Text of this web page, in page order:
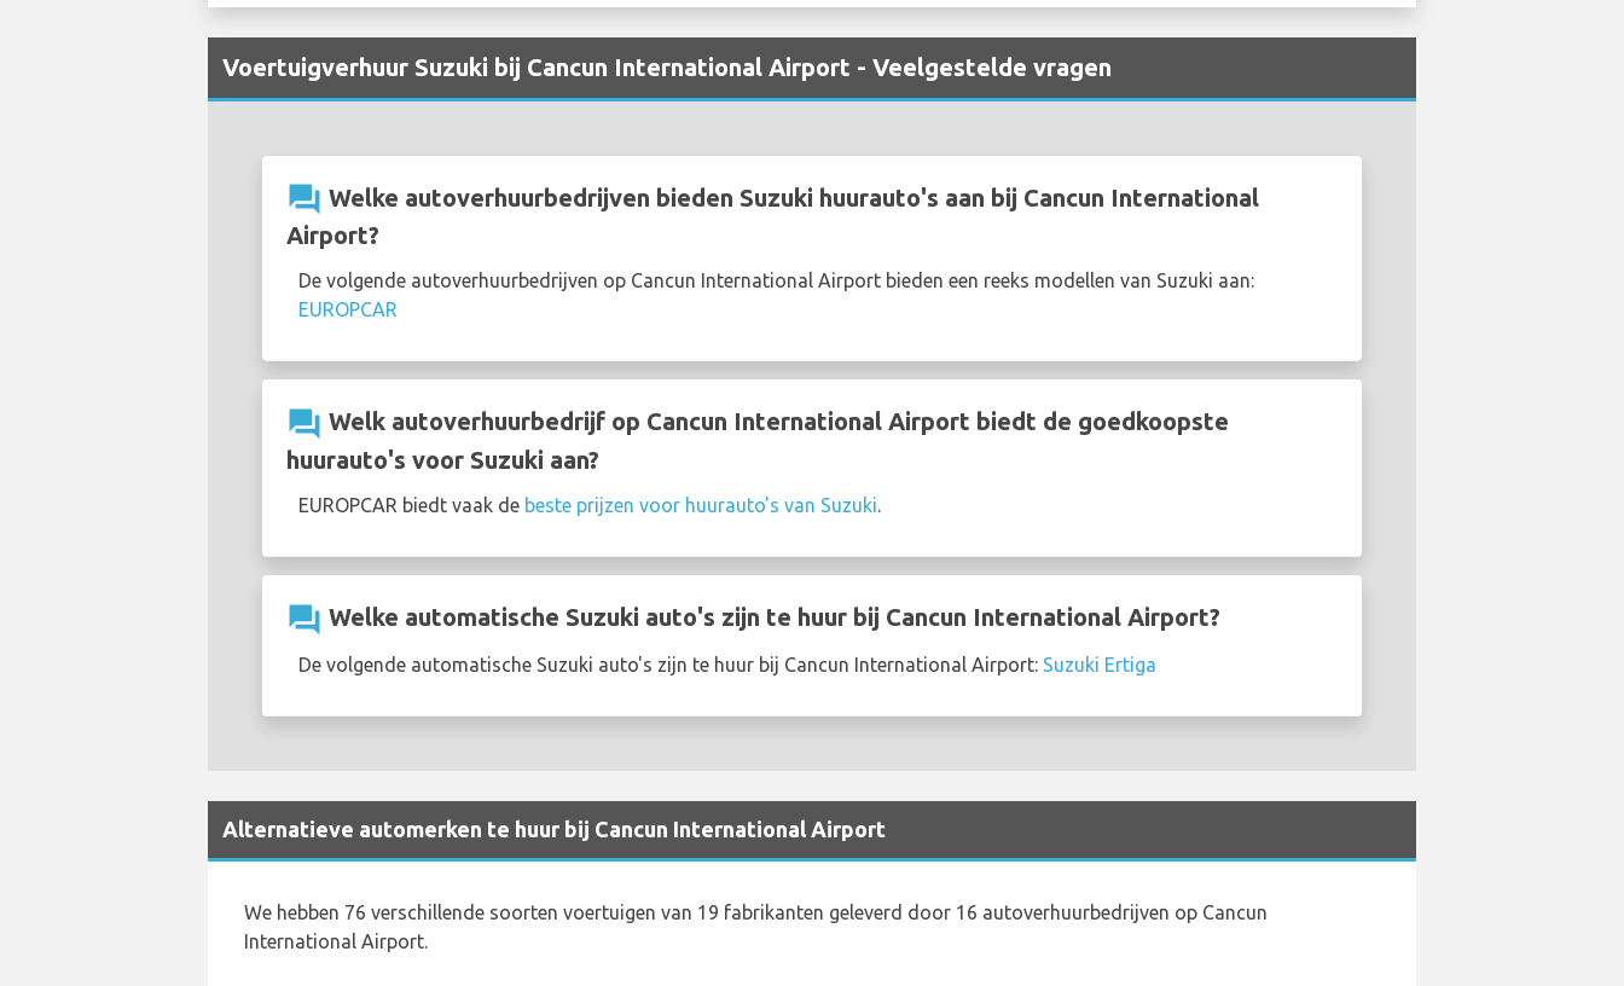
Voertuigverhuur Suzuki bij Cancun International Airport - Veelgestelde vragen
question_answer Welke autoverhuurbedrijven bieden Suzuki huurauto's aan bij Cancun International
Airport?
De volgende autoverhuurbedrijven op Cancun International Airport bieden een reeks modellen van Suzuki aan:
EUROPCAR
question_answer Welk autoverhuurbedrijf op Cancun International Airport biedt de goedkoopste
huurauto's voor Suzuki aan?
EUROPCAR biedt vaak de beste prijzen voor huurauto's van Suzuki.
question_answer Welke automatische Suzuki auto's zijn te huur bij Cancun International Airport?
De volgende automatische Suzuki auto's zijn te huur bij Cancun International Airport: Suzuki Ertiga
Alternatieve automerken te huur bij Cancun International Airport
We hebben 76 verschillende soorten voertuigen van 19 fabrikanten geleverd door 16 autoverhuurbedrijven op Cancun
International Airport.